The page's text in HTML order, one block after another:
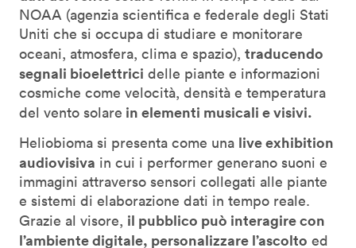
NOAA (agenzia scientifica e federale degli Stati
Uniti che si occupa di studiare e monitorare
oceani, atmosfera, clima e spazio), traducendo
segnali bioelettrici delle piante e informazioni
cosmiche come velocità, densità e temperatura
del vento solare in elementi musicali e visivi.
Heliobioma si presenta come una live exhibition
audiovisiva in cui i performer generano suoni e
immagini attraverso sensori collegati alle piante
e sistemi di elaborazione dati in tempo reale.
Grazie al visore, il pubblico può interagire con
l’ambiente digitale, personalizzare l’ascolto ed